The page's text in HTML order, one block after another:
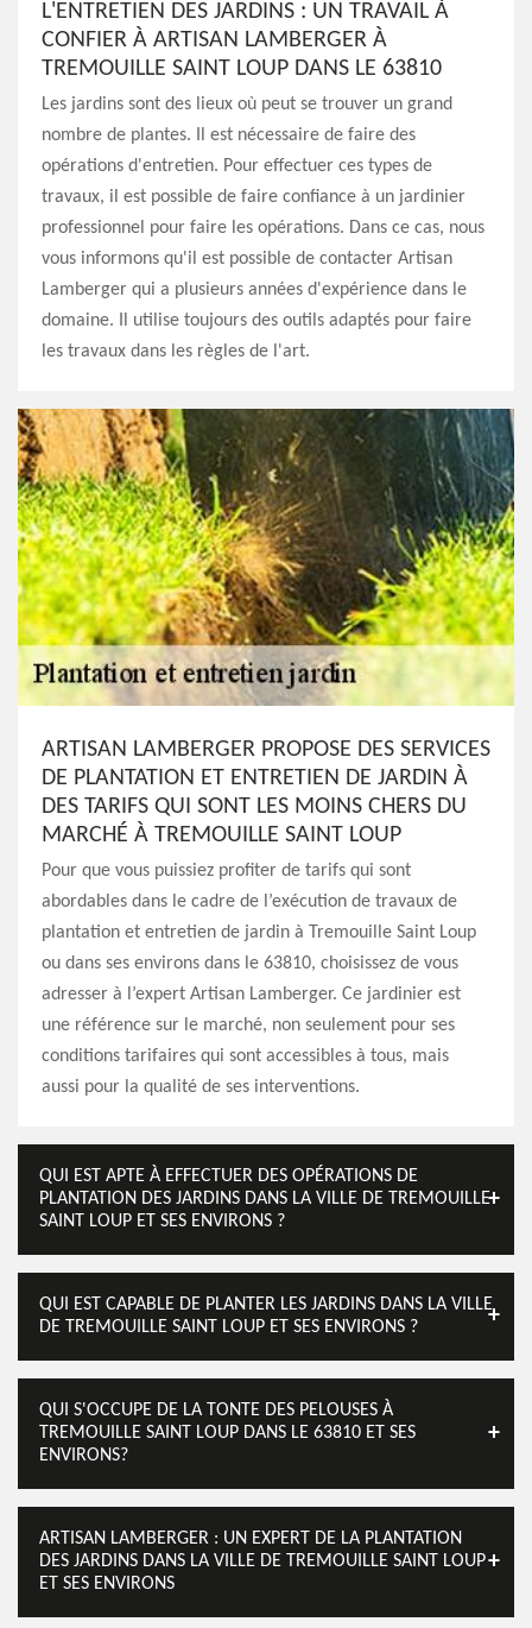
L'ENTRETIEN DES JARDINS : UN TRAVAIL À
CONFIER À ARTISAN LAMBERGER À
TREMOUILLE SAINT LOUP DANS LE 63810
Les jardins sont des lieux où peut se trouver un grand
nombre de plantes. Il est nécessaire de faire des
opérations d'entretien. Pour effectuer ces types de
travaux, il est possible de faire confiance à un jardinier
professionnel pour faire les opérations. Dans ce cas, nous
vous informons qu'il est possible de contacter Artisan
Lamberger qui a plusieurs années d'expérience dans le
domaine. Il utilise toujours des outils adaptés pour faire
les travaux dans les règles de l'art.
ARTISAN LAMBERGER PROPOSE DES SERVICES
DE PLANTATION ET ENTRETIEN DE JARDIN À
DES TARIFS QUI SONT LES MOINS CHERS DU
MARCHÉ À TREMOUILLE SAINT LOUP
Pour que vous puissiez profiter de tarifs qui sont
abordables dans le cadre de l’exécution de travaux de
plantation et entretien de jardin à Tremouille Saint Loup
ou dans ses environs dans le 63810, choisissez de vous
adresser à l’expert Artisan Lamberger. Ce jardinier est
une référence sur le marché, non seulement pour ses
conditions tarifaires qui sont accessibles à tous, mais
aussi pour la qualité de ses interventions.
QUI EST APTE À EFFECTUER DES OPÉRATIONS DE
PLANTATION DES JARDINS DANS LA VILLE DE TREMOUILLE
SAINT LOUP ET SES ENVIRONS ?
QUI EST CAPABLE DE PLANTER LES JARDINS DANS LA VILLE
DE TREMOUILLE SAINT LOUP ET SES ENVIRONS ?
QUI S'OCCUPE DE LA TONTE DES PELOUSES À
TREMOUILLE SAINT LOUP DANS LE 63810 ET SES
ENVIRONS?
ARTISAN LAMBERGER : UN EXPERT DE LA PLANTATION
DES JARDINS DANS LA VILLE DE TREMOUILLE SAINT LOUP
ET SES ENVIRONS